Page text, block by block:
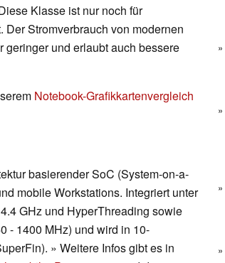
Klasse ist nur noch für
Stromverbrauch von modernen
geringer und erlaubt auch bessere
Notebook-Grafikkartenvergleich
basierender SoC (System-on-a-
mobile Workstations. Integriert unter
GHz und HyperThreading sowie
- 1400 MHz) und wird in 10-
» Weitere Infos gibt es in